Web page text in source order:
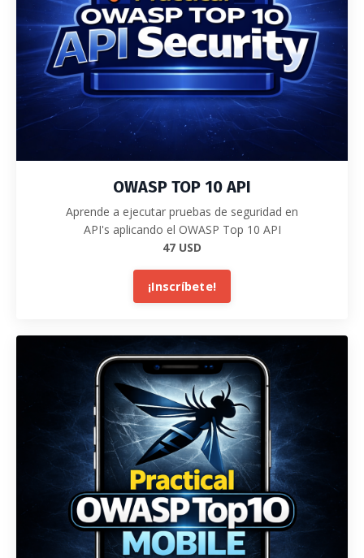
OWASP TOP 10 API
Aprende a ejecutar pruebas de seguridad en
API's aplicando el OWASP Top 10 API
47 USD
¡Inscríbete!